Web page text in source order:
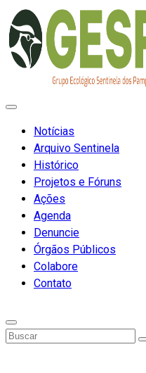
Notícias
Arquivo Sentinela
Histórico
Projetos e Fóruns
Ações
Agenda
Denuncie
Órgãos Públicos
Colabore
Contato